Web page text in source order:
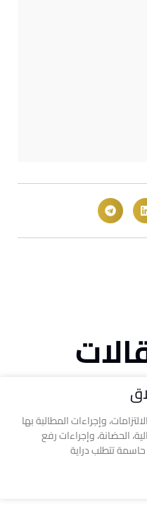
وإجراءات المطالبة بها
الحضانة، وإجراءات رفع
تتطلب دراية